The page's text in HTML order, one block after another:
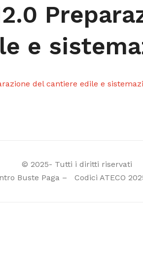
e
del cantiere edile e
© 2025- Tutti i diritti riservati
Buste Paga– Codici ATECO